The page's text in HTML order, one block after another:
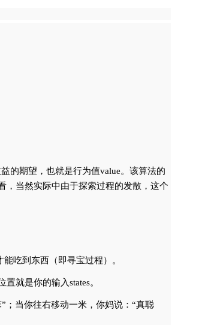
的期望，也就是行为值value。该算法的
，当然实际中由于探索过程的发散，这个
吃到东西（即寻宝过程）。
就是你的输入states。
；当你往右移动一米，你妈说：“真聪